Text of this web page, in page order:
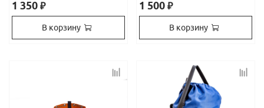
1 350₽
В корзину
1 500₽
В корзину